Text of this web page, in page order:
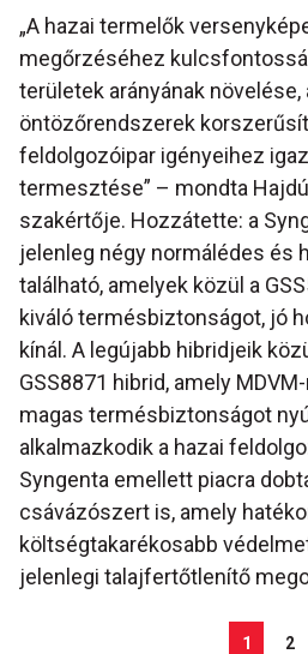
„A hazai termelők
megőrzéséhez
területek arányának növelése,
öntözőrendszerek
feldolgozóipar igényeihez
termesztése” – mondta
szakértője. Hozzátette: a
jelenleg négy normálédes és
található, amelyek közül a
kiváló termésbiztonságot, jó
kínál. A legújabb hibridjeik
GSS8871 hibrid, amely
magas termésbiztonságot
alkalmazkodik a hazai
Syngenta emellett piacra
csávázószert is, amely
költségtakarékosabb
jelenlegi talajfertőtlenítő
1 2